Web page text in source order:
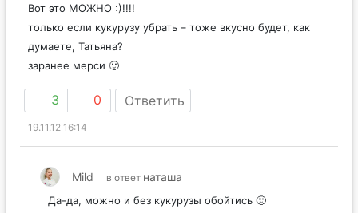
Вот это МОЖНО :)!!!!
только если кукурузу убрать – тоже вкусно будет, как
думаете, Татьяна?
заранее мерси 🙂
3 0 Ответить
19.11.12 16:14
Mild в ответ наташа
Да-да, можно и без кукурузы обойтись 🙂